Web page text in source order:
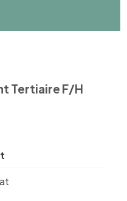
Tertiaire F/H